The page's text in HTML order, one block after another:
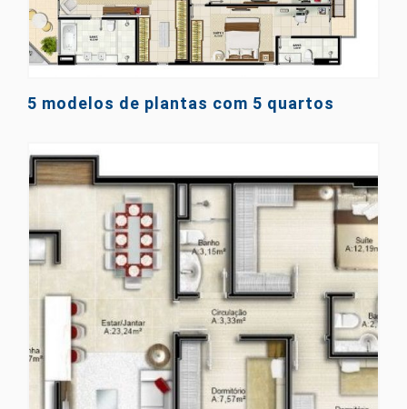
5 modelos de plantas com 5 quartos